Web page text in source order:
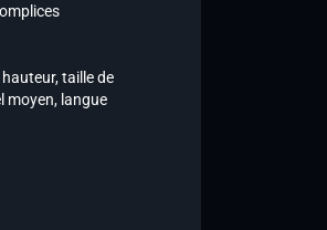
taille de
moyen, langue